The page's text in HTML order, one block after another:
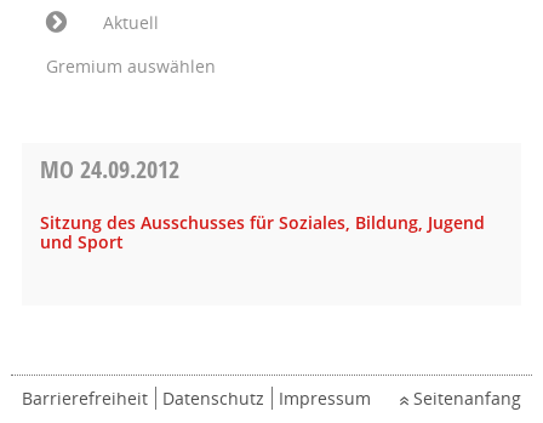
Aktuell
Gremium auswählen
MO 24.09.2012
Sitzung des Ausschusses für Soziales, Bildung, Jugend
und Sport
Barrierefreiheit Datenschutz Impressum Seitenanfang